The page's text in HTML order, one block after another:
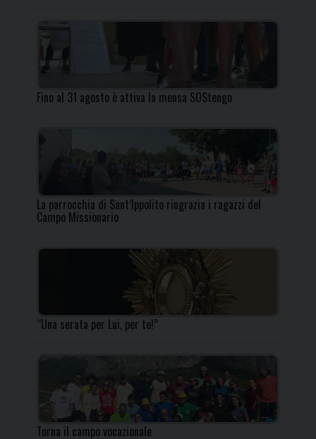
Fino al 31 agosto è attiva la mensa SOStengo
La parrocchia di Sant’Ippolito ringrazia i ragazzi del
Campo Missionario
“Una serata per Lui, per te!”
Torna il campo vocazionale